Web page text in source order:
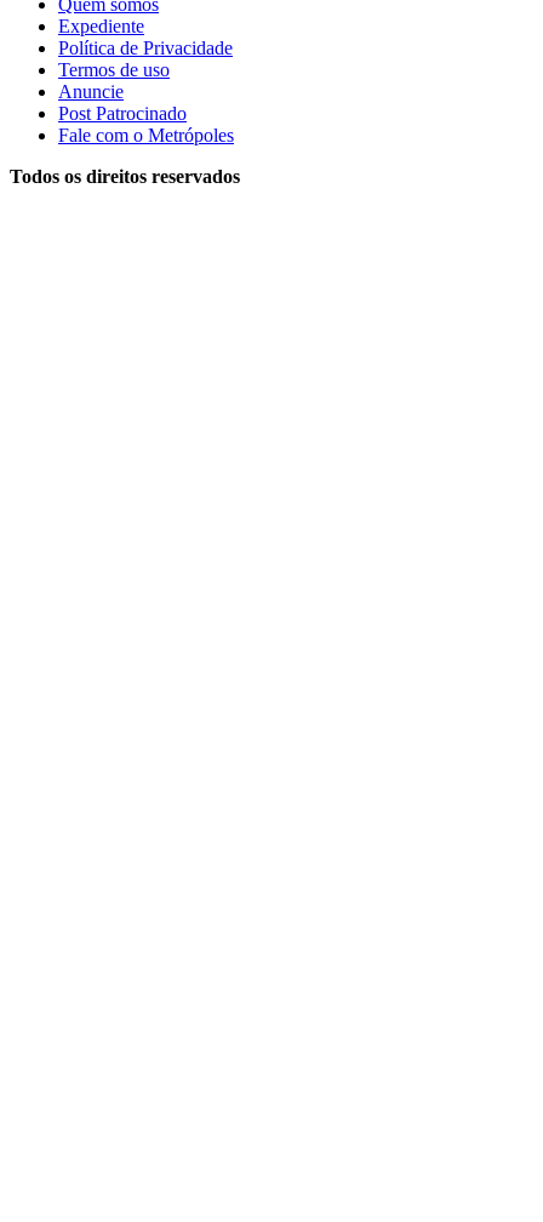
Quem somos
Expediente
Política de Privacidade
Termos de uso
Anuncie
Post Patrocinado
Fale com o Metrópoles
Todos os direitos reservados